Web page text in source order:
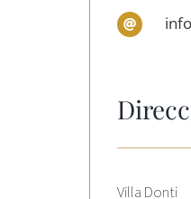
Villa Donti